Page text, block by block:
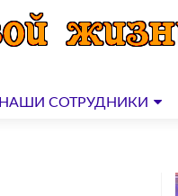
НАШИ СОТРУДНИКИ